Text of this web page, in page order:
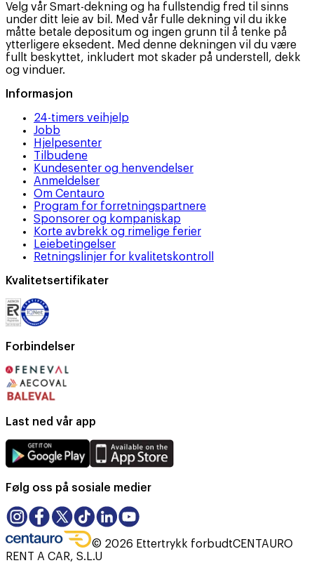
Velg vår Smart-dekning og ha fullstendig fred til sinns
under ditt leie av bil. Med vår fulle dekning vil du ikke
måtte betale depositum og ingen grunn til å tenke på
ytterligere eksedent. Med denne dekningen vil du være
fullt beskyttet, inkludert mot skader på understell, dekk
og vinduer.
Informasjon
24-timers veihjelp
Jobb
Hjelpesenter
Tilbudene
Kundesenter og henvendelser
Anmeldelser
Om Centauro
Program for forretningspartnere
Sponsorer og kompaniskap
Korte avbrekk og rimelige ferier
Leiebetingelser
Retningslinjer for kvalitetskontroll
Kvalitetsertifikater
Forbindelser
Last ned vår app
Følg oss på sosiale medier
© 2026 Ettertrykk forbudtCENTAURO
RENT A CAR, S.L.U